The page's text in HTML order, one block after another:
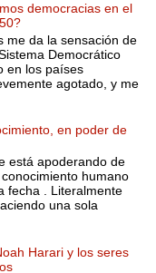
democracias en el
me da la sensación de
Democrático
en los países
agotado, y me
en poder de
está apoderando de
humano
fecha . Literalmente
una sola
Harari y los seres